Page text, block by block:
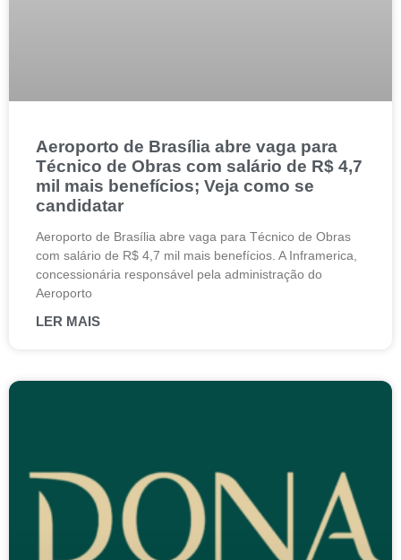
Aeroporto de Brasília abre vaga para
Técnico de Obras com salário de R$ 4,7
mil mais benefícios; Veja como se
candidatar
Aeroporto de Brasília abre vaga para Técnico de Obras
com salário de R$ 4,7 mil mais benefícios. A Inframerica,
concessionária responsável pela administração do
Aeroporto
LER MAIS